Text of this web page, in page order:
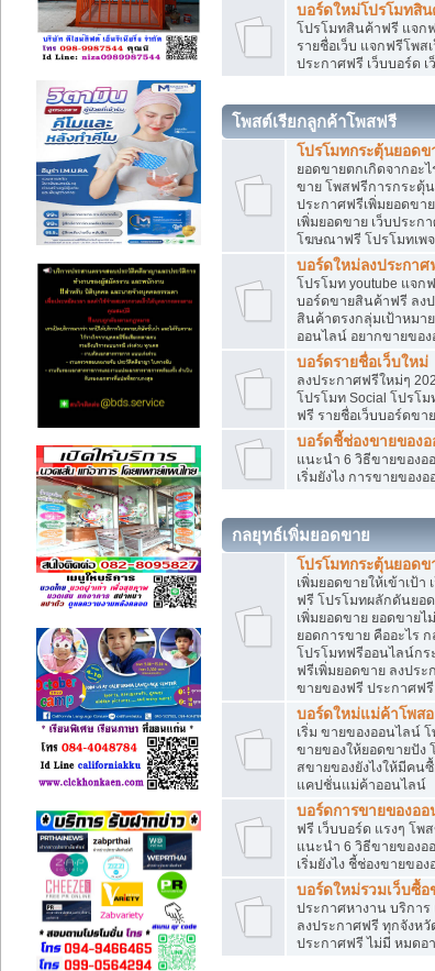
บอร์ดใหม่โปรโมทสิ
โปรโมทสินค้าฟรี แจกฟ
รายชื่อเว็บ แจกฟรีโพส
ประกาศฟรี เว็บบอร์ด
โพสต์เรียกลูกค้าโพสฟรี
โปรโมทกระตุ้นยอดข
ยอดขายตกเกิดจากอะ
ขาย โพสฟรีการกระตุ้
ประกาศฟรีเพิ่มยอดขา
เพิ่มยอดขาย เว็บประก
โฆษณาฟรี โปรโมทเพ
บอร์ดใหม่ลงประกาศ
โปรโมท youtube แจก
บอร์ดขายสินค้าฟรี ลง
สินค้าตรงกลุ่มเป้าหมา
ออนไลน์ อยากขายขอ
บอร์ดรายชื่อเว็บใหม่
ลงประกาศฟรีใหม่ๆ
โปรโมท Social โปรโม
ฟรี รายชื่อเว็บบอร์ดขา
บอร์ดชี้ช่องขายของอ
แนะนำ 6 วิธีขายของอ
เริ่มยังไง การขายของ
กลยุทธ์เพิ่มยอดขาย
โปรโมทกระตุ้นยอดข
เพิ่มยอดขายให้เข้าเป้
ฟรี โปรโมทผลักดันยอ
เพิ่มยอดขาย ยอดขายไ
ยอดการขาย คืออะไร
โปรโมทฟรีออนไลน์กร
ฟรีเพิ่มยอดขาย ลงประ
ขายของฟรี ประกาศฟ
บอร์ดใหม่แม่ค้าโพส
เริ่ม ขายของออนไลน์
ขายของให้ยอดขายปัง
สขายของยังไงให้มีคน
แคปชั่นแม่ค้าออนไลน์
บอร์ดการขายของออ
ฟรี เว็บบอร์ด แรงๆ โ
แนะนำ 6 วิธีขายของอ
เริ่มยังไง ชี้ช่องขายขอ
บอร์ดใหม่รวมเว็บซื้อ
ประกาศหางาน บริการ
ลงประกาศฟรี ทุกจังห
ประกาศฟรี ไม่มี หมดอ